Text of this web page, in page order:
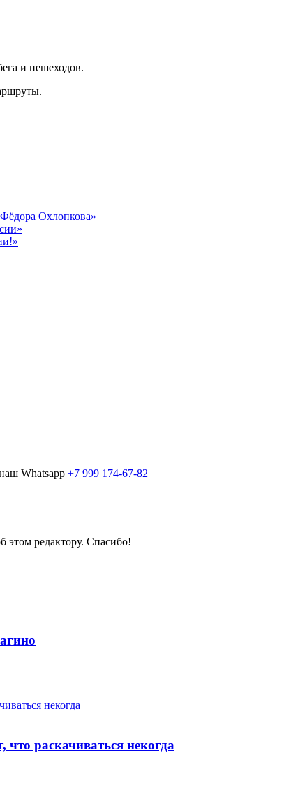
и пешеходов.
Охлопкова»
Whatsapp +7 999 174-67-82
этом редактору. Спасибо!
раскачиваться некогда